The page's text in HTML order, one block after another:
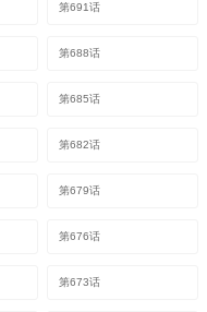
第691话
第688话
第685话
第682话
第679话
第676话
第673话